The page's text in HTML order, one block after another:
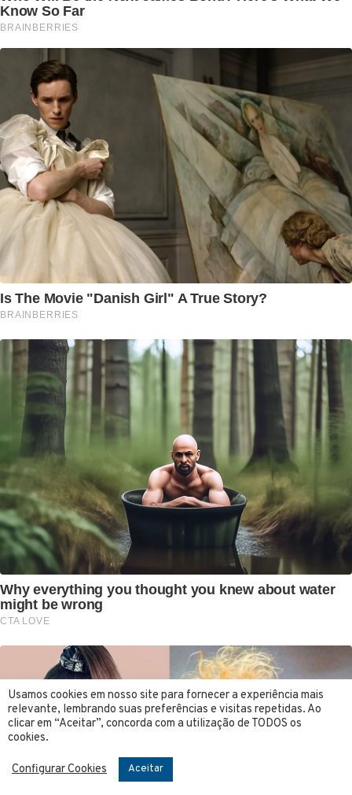
Usamos cookies em nosso site para fornecer a experiência mais
relevante, lembrando suas preferências e visitas repetidas. Ao
clicar em “Aceitar”, concorda com a utilização de TODOS os
cookies.
Configurar Cookies Aceitar